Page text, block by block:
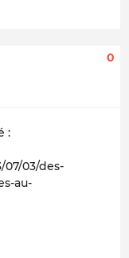
0
:
03/des-
au-